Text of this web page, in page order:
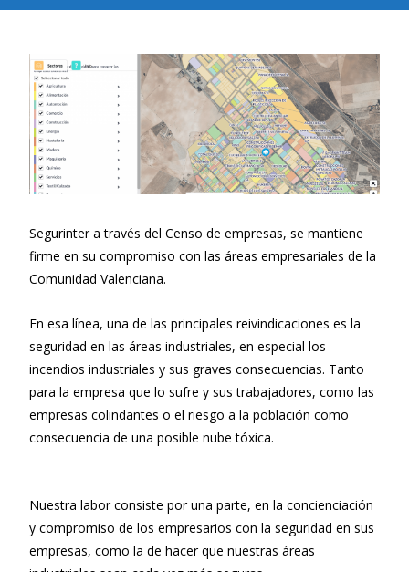
Segurinter a través del Censo de empresas, se mantiene
firme en su compromiso con las áreas empresariales de la
Comunidad Valenciana.
En esa línea, una de las principales reivindicaciones es la
seguridad en las áreas industriales, en especial los
incendios industriales y sus graves consecuencias. Tanto
para la empresa que lo sufre y sus trabajadores, como las
empresas colindantes o el riesgo a la población como
consecuencia de una posible nube tóxica.
Nuestra labor consiste por una parte, en la concienciación
y compromiso de los empresarios con la seguridad en sus
empresas, como la de hacer que nuestras áreas